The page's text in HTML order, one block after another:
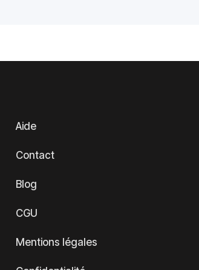
Aide
Contact
Blog
CGU
Mentions légales